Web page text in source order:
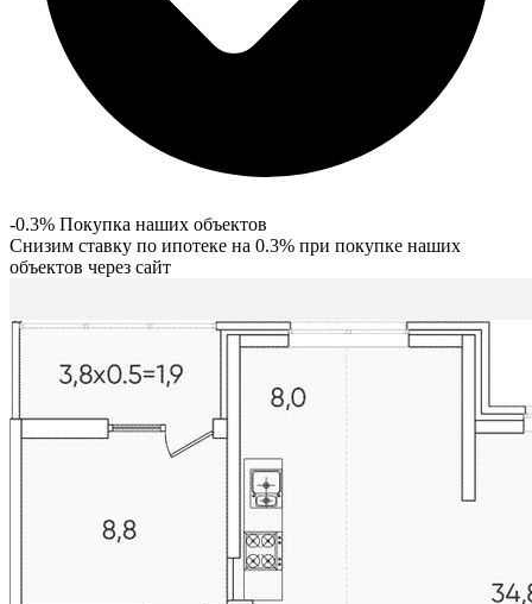
-0.3% Покупка наших объектов
Снизим ставку по ипотеке на 0.3% при покупке наших
объектов через сайт